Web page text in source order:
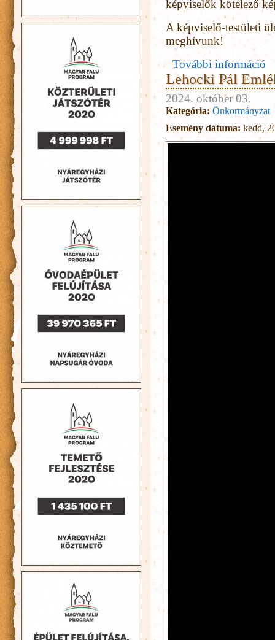
képviselők kötelező
A képviselő-testületi
meghívunk!
További információ
Lehocki Pál
2024. október 03.
Kategória: Önkormányzat
Esemény dátuma: kedd,